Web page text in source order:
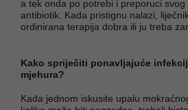
a tek onda po potrebi i preporuci svog
antibiotik. Kada pristignu nalazi,
ordinirana terapija dobra ili ju treba
Kako spriječiti ponavljajuće
mjehura?
Kada jednom iskusite upalu